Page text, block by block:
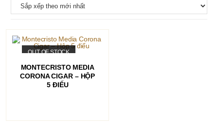
OUT OF STOCK
MONTECRISTO MEDIA
CORONA CIGAR – HỘP
5 ĐIẾU